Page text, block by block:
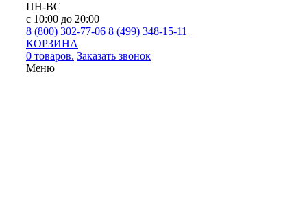
ПН-ВС
с 10:00 до 20:00
8 (800) 302-77-06 8 (499) 348-15-11
КОРЗИНА
0 товаров. Заказать звонок
Меню